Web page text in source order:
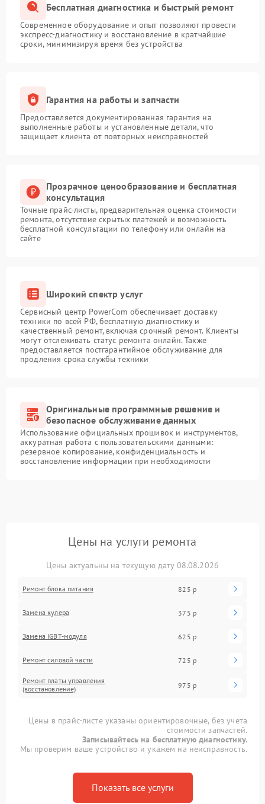
Бесплатная диагностика и быстрый ремонт
Современное оборудование и опыт позволяют провести
экспресс-диагностику и восстановление в кратчайшие
сроки, минимизируя время без устройства
Гарантия на работы и запчасти
Предоставляется документированная гарантия на
выполненные работы и установленные детали, что
защищает клиента от повторных неисправностей
Прозрачное ценообразование и бесплатная
консультация
Точные прайс-листы, предварительная оценка стоимости
ремонта, отсутствие скрытых платежей и возможность
бесплатной консультации по телефону или онлайн на
сайте
Широкий спектр услуг
Сервисный центр PowerCom обеспечивает доставку
техники по всей РФ, бесплатную диагностику и
качественный ремонт, включая срочный ремонт. Клиенты
могут отслеживать статус ремонта онлайн. Также
предоставляется постгарантийное обслуживание для
продления срока службы техники
Оригинальные программные решение и
безопасное обслуживание данных
Использование официальных прошивок и инструментов,
аккуратная работа с пользовательскими данными:
резервное копирование, конфиденциальность и
восстановление информации при необходимости
Цены на услуги ремонта
Цены актуальны на текущую дату 08.08.2026
Ремонт блока питания 825 р
Замена кулера 375 р
Замена IGBT-модуля 625 р
Ремонт силовой части 725 р
Ремонт платы управления
(восстановление)
975 р
Цены в прайс-листе указаны ориентировочные, без учета
стоимости запчастей.
Записывайтесь на бесплатную диагностику.
Мы проверим ваше устройство и укажем на неисправность.
Показать все услуги